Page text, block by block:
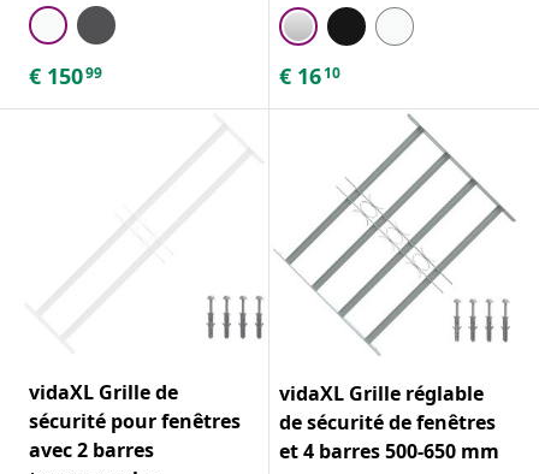
€ 15099 € 1610
vidaXL Grille de
sécurité pour fenêtres
avec 2 barres
vidaXL Grille réglable
de sécurité de fenêtres
et 4 barres 500-650 mm